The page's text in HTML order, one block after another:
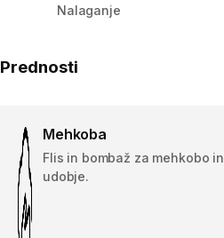
Nalaganje
Prednosti
Mehkoba
Flis in bombaž za mehkobo in
udobje.